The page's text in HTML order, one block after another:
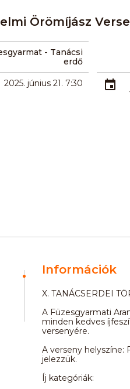
Örömíjász
- Tanácsi
erdő
2025. június 21. 7:30
Információk
X. TANÁCSERDEI
A Füzesgyarmati
minden kedves
versenyére.
A verseny helyszíne:
jelezzük.
Íj kategóriák: